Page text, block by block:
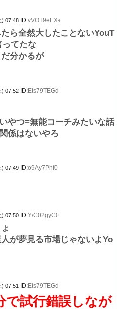
) 07:48 ID:vVOT9eEXa
ら全然大したことないYouT
ってたな
分かるが
) 07:52 ID:Ets79TEGd
やつ=無能コーチみたいな話
係はないやろ
) 07:49 ID:o9Ay7Phf0
) 07:50 ID:Y/C02gyC0
が夢見る市場じゃないよYo
) 07:51 ID:Ets79TEGd
で試行錯誤しなが